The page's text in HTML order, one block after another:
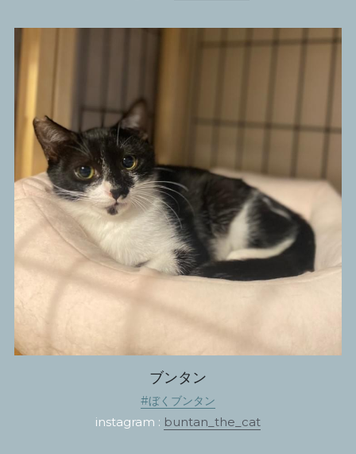
ブンタン
#ぼくブンタン
instagram : buntan_the_cat